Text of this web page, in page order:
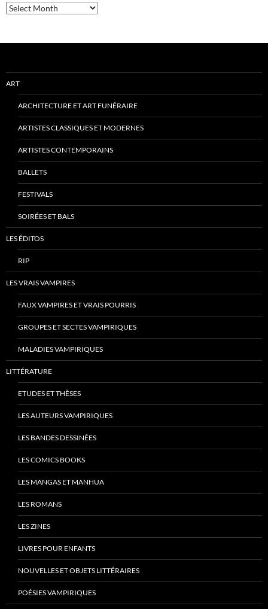
Archives
ART
ARCHITECTURE ET ART FUNÉRAIRE
ARTISTES CLASSIQUES ET MODERNES
ARTISTES CONTEMPORAINS
BALLETS
FESTIVALS
SOIRÉES ET BALS
LES ÉDITOS
RIP
LES VRAIS VAMPIRES
FAUX VAMPIRES ET VRAIS POURRIS
GROUPES ET SECTES VAMPIRIQUES
MALADIES VAMPIRIQUES
LITTÉRATURE
ETUDES ET THÈSES
LES AUTEURS VAMPIRIQUES
LES BANDES DESSINÉES
LES COMICS BOOKS
LES MANGAS ET MANHUA
LES ROMANS
LES ZINES
LIVRES POUR ENFANTS
NOUVELLES ET OBJETS LITTÉRAIRES
POÉSIES VAMPIRIQUES